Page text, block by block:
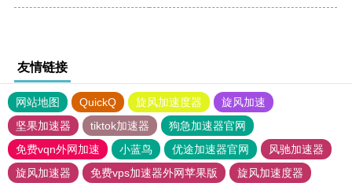
友情链接
网站地图 QuickQ 旋风加速度器
旋风加速
坚果加速器
tiktok加速器
狗急加速器官网
免费vqn外网加速
小蓝鸟 优途加速器官网
风驰加速器
旋风加速器
免费vps加速器外网苹果版
旋风加速度器